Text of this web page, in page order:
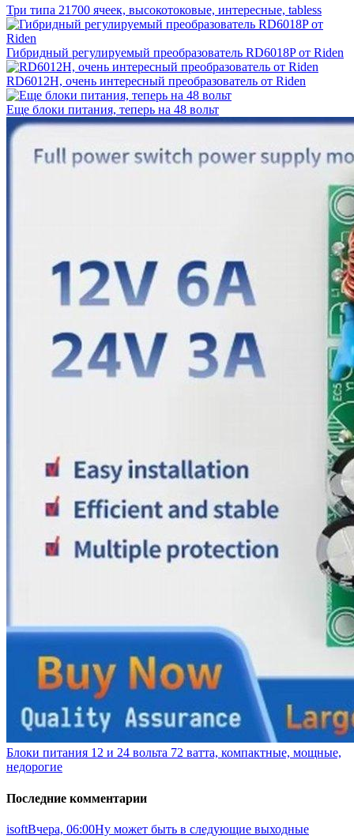
Три типа 21700 ячеек, высокотоковые, интересные, tabless
Гибридный регулируемый преобразователь RD6018P от Riden
RD6012H, очень интересный преобразователь от Riden
Еще блоки питания, теперь на 48 вольт
Блоки питания 12 и 24 вольта 72 ватта, компактные, мощные,
недорогие
Последние комментарии
isoftВчера, 06:00Ну может быть в следующие выходные